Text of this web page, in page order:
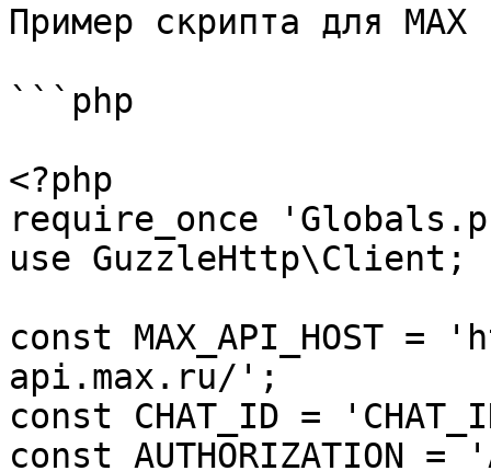
Пример скрипта для MAX
```php
<?php
require_once
use GuzzleHttp\Client;
const MAX_API_HOST
api.max.ru/';
const CHAT_ID =
const